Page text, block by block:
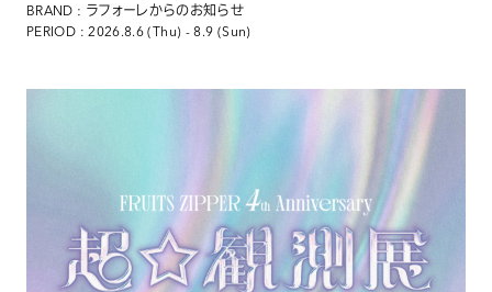
BRAND : ラフォーレからのお知らせ
PERIOD : 2026.8.6 (Thu) - 8.9 (Sun)